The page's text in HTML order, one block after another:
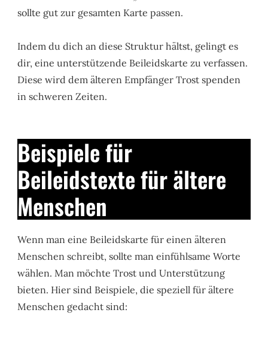
sollte gut zur gesamten Karte passen.
Indem du dich an diese Struktur hältst, gelingt es
dir, eine unterstützende Beileidskarte zu verfassen.
Diese wird dem älteren Empfänger Trost spenden
in schweren Zeiten.
Beispiele für
Beileidstexte für ältere
Menschen
Wenn man eine Beileidskarte für einen älteren
Menschen schreibt, sollte man einfühlsame Worte
wählen. Man möchte Trost und Unterstützung
bieten. Hier sind Beispiele, die speziell für ältere
Menschen gedacht sind: